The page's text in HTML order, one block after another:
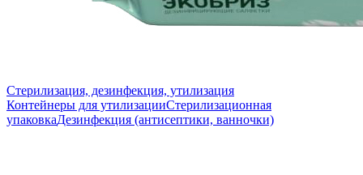
Стерилизация, дезинфекция, утилизация
Контейнеры для утилизацииСтерилизационная
упаковкаДезинфекция (антисептики, ванночки)